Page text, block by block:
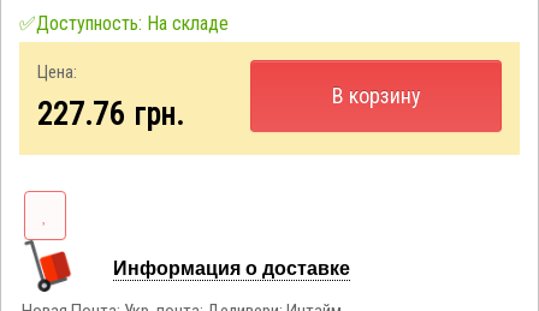
✅Доступность: На складе
Цена:
227.76 грн.
В корзину
Информация о доставке